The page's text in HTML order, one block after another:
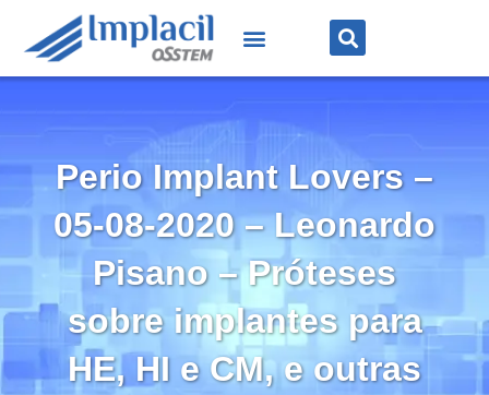
Perio Implant Lovers –
05-08-2020 – Leonardo
Pisano – Próteses
sobre implantes para
HE, HI e CM, e outras